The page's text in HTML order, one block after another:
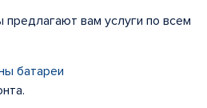
вам услуги по всем
батареи